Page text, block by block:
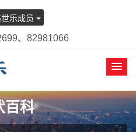
乐成员
、82981066
百科